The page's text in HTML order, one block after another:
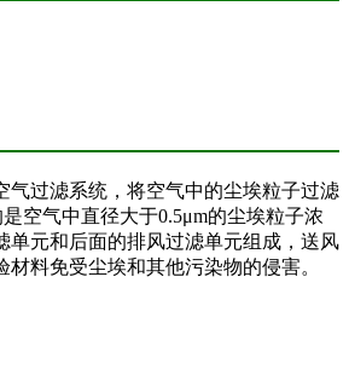
过滤系统，将空气中的尘埃粒子过滤
空气中直径大于0.5μm的尘埃粒子浓
单元和后面的排风过滤单元组成，送风
料免受尘埃和其他污染物的侵害。